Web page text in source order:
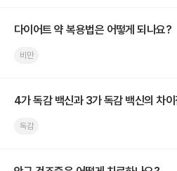
다이어트 약 복용법은 어떻게 되나요?
비만
4가 독감 백신과 3가 독감 백신의 차
독감